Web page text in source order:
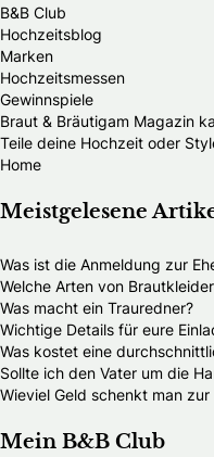
B&B Club
Hochzeitsblog
Marken
Hochzeitsmessen
Gewinnspiele
Braut & Bräutigam Magazin
Teile deine Hochzeit oder
Home
Meistgelesene
Was ist die Anmeldung zur
Welche Arten von
Was macht ein Trauredner?
Wichtige Details für eure
Was kostet eine
Sollte ich den Vater um die
Wieviel Geld schenkt man
Mein B&B Club